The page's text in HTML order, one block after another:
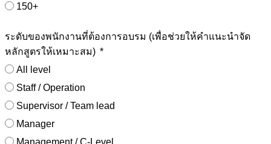
150+
ระดับของพนักงานที่ต้องการอบรม (เพื่อช่วยให้คำแนะนำจัด
หลักสูตรให้เหมาะสม)
All level
Staff / Operation
Supervisor / Team lead
Manager
Management / C-Level